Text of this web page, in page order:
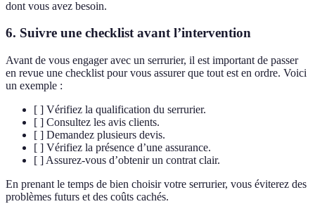
dont vous avez besoin.
6. Suivre une checklist avant l’intervention
Avant de vous engager avec un serrurier, il est important de passer
en revue une checklist pour vous assurer que tout est en ordre. Voici
un exemple :
[ ] Vérifiez la qualification du serrurier.
[ ] Consultez les avis clients.
[ ] Demandez plusieurs devis.
[ ] Vérifiez la présence d’une assurance.
[ ] Assurez-vous d’obtenir un contrat clair.
En prenant le temps de bien choisir votre serrurier, vous éviterez des
problèmes futurs et des coûts cachés.